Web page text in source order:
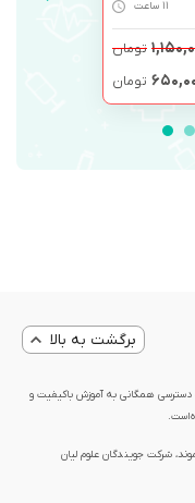
11 ساعت
تومان
تومان
برگشت به بالا
دسترسی همگانی به آموزش باکیفیت و
شرکت جویندگان علوم لیان